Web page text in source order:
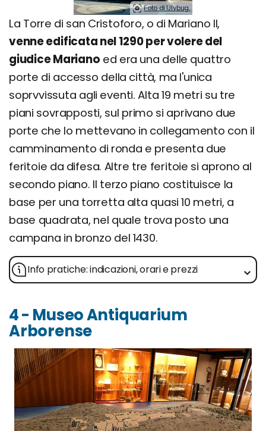
Foto di Ulybug.
La Torre di san Cristoforo, o di Mariano II,
venne edificata nel 1290 per volere del
giudice Mariano ed era una delle quattro
porte di accesso della città, ma l'unica
soprvvissuta agli eventi. Alta 19 metri su tre
piani sovrapposti, sul primo si aprivano due
porte che lo mettevano in collegamento con il
camminamento di ronda e presenta due
feritoie da difesa. Altre tre feritoie si aprono al
secondo piano. Il terzo piano costituisce la
base per una torretta alta quasi 10 metri, a
base quadrata, nel quale trova posto una
campana in bronzo del 1430.
Info pratiche: indicazioni, orari e prezzi
4 - Museo Antiquarium
Arborense